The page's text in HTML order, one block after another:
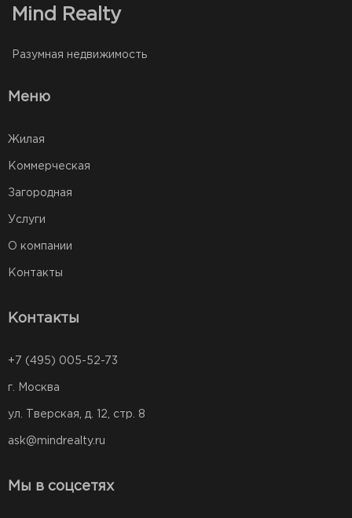
Mind Realty
Разумная недвижимость
Меню
Жилая
Коммерческая
Загородная
Услуги
О компании
Контакты
Контакты
+7 (495) 005-52-73
г. Москва
ул. Тверская, д. 12, стр. 8
ask@mindrealty.ru
Мы в соцсетях